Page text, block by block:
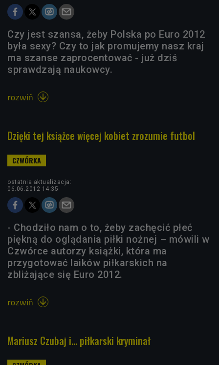
Czy jest szansa, żeby Polska po Euro 2012
była sexy? Czy to jak promujemy nasz kraj
ma szanse zaprocentować - już dziś
sprawdzają naukowcy.
rozwiń 
Dzięki tej książce więcej kobiet zrozumie futbol
ostatnia aktualizacja:
06.06.2012 14:35
- Chodziło nam o to, żeby zachęcić płeć
piękną do oglądania piłki nożnej – mówili w
Czwórce autorzy książki, która ma
przygotować laików piłkarskich na
zbliżające się Euro 2012.
rozwiń 
Mariusz Czubaj i... piłkarski kryminał